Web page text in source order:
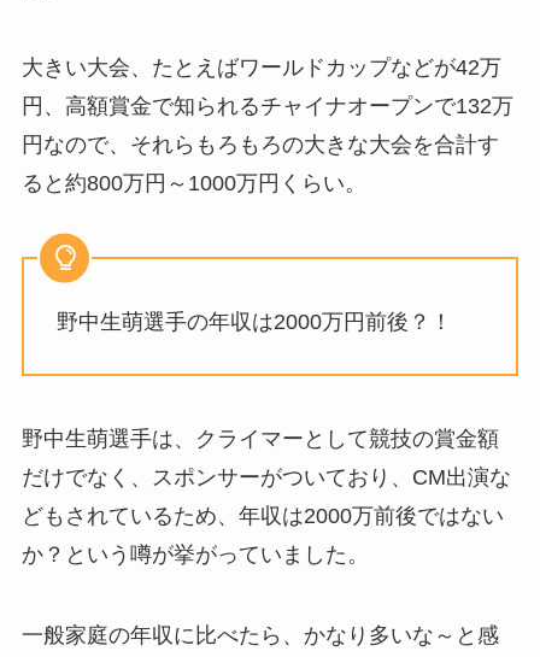
大きい大会、たとえばワールドカップなどが42万
円、高額賞金で知られるチャイナオープンで132万
円なので、それらもろもろの大きな大会を合計す
ると約800万円～1000万円くらい。
野中生萌選手の年収は2000万円前後？！
野中生萌選手は、クライマーとして競技の賞金額
だけでなく、スポンサーがついており、CM出演な
どもされているため、年収は2000万前後ではない
か？という噂が挙がっていました。
一般家庭の年収に比べたら、かなり多いな～と感